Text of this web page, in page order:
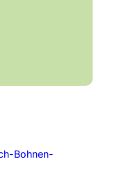
Bohnen-